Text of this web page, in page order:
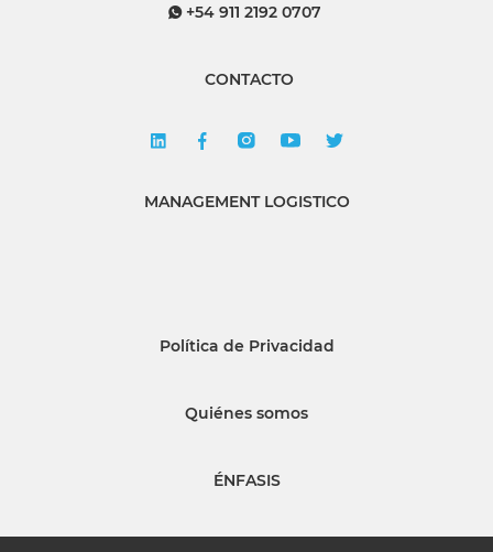
+54 911 2192 0707
CONTACTO
MANAGEMENT LOGISTICO
Política de Privacidad
Quiénes somos
ÉNFASIS